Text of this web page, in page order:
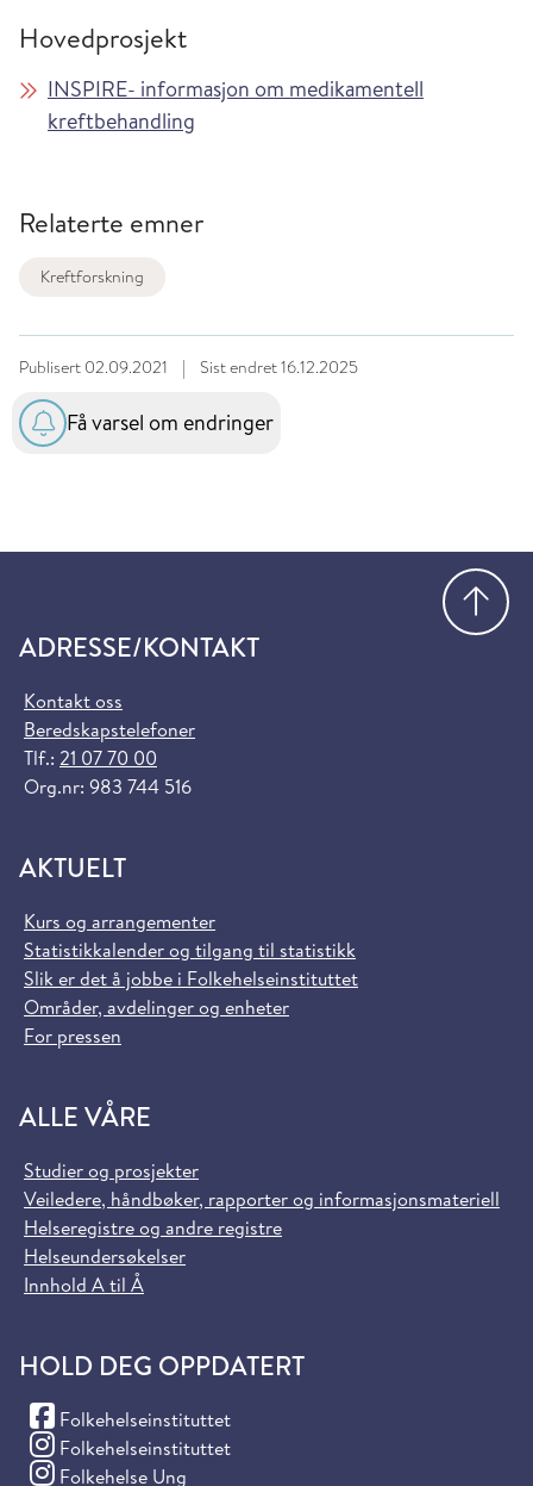
Hovedprosjekt
INSPIRE- informasjon om medikamentell
kreftbehandling
Relaterte emner
Kreftforskning
Publisert 02.09.2021 | Sist endret16.12.2025
Få varsel om endringer
ADRESSE/KONTAKT
Kontakt oss
Beredskapstelefoner
Tlf.: 21 07 70 00
Org.nr: 983 744 516
AKTUELT
Kurs og arrangementer
Statistikkalender og tilgang til statistikk
Slik er det å jobbe i Folkehelseinstituttet
Områder, avdelinger og enheter
For pressen
ALLE VÅRE
Studier og prosjekter
Veiledere, håndbøker, rapporter og informasjonsmateriell
Helseregistre og andre registre
Helseundersøkelser
Innhold A til Å
HOLD DEG OPPDATERT
Folkehelseinstituttet
(Facebook)
Folkehelseinstituttet
(Instagram)
Folkehelse Ung
(Instagram)